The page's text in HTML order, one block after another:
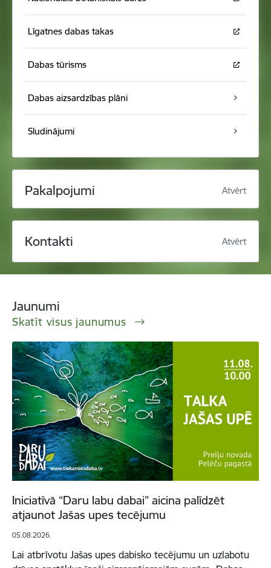
Līgatnes dabas takas
Dabas tūrisms
Dabas aizsardzības plāni
Sludinājumi
Pakalpojumi Atvērt
Kontakti Atvērt
Jaunumi
Skatīt visus jaunumus
Iniciatīvā “Daru labu dabai” aicina palīdzēt
atjaunot Jašas upes tecējumu
05.08.2026.
Lai atbrīvotu Jašas upes dabisko tecējumu un uzlabotu